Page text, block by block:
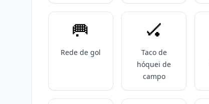
🥅
Rede de gol
🏑
Taco de
hóquei de
campo